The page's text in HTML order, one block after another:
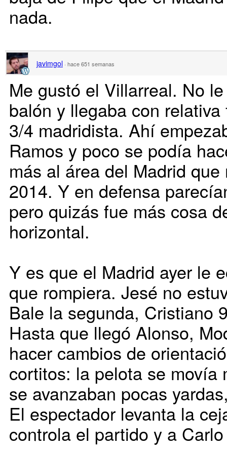
nada.
javimgol · hace 651 semanas
Me gustó el Villarreal. No
balón y llegaba con
3/4 madridista. Ahí
Ramos y poco se podía
más al área del Madrid
2014. Y en defensa
pero quizás fue más cosa
horizontal.
Y es que el Madrid ayer le
que rompiera. Jesé no
Bale la segunda, Cristiano
Hasta que llegó Alonso,
hacer cambios de
cortitos: la pelota se movía
se avanzaban pocas
El espectador levanta la
controla el partido y a